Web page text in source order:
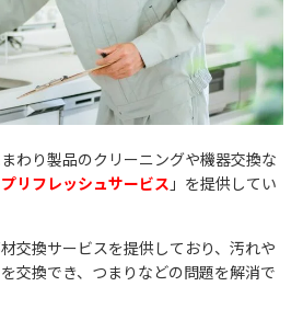
わり製品のクリーニングや機器交換な
リフレッシュサービス 」を提供してい
交換サービスを提供しており、汚れや
交換でき、つまりなどの問題を解消で